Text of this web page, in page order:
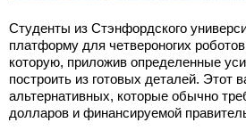
Студенты из Стэнфордского
платформу для четвероногих
которую, приложив определенные
построить из готовых деталей. Этот
альтернативных, которые обычно
долларов и финансируемой